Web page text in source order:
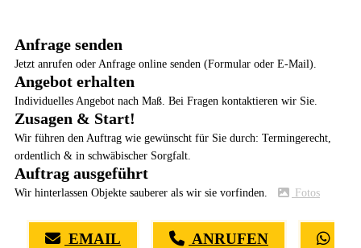
Anfrage senden
Jetzt anrufen oder Anfrage online senden (Formular oder E-Mail).
Angebot erhalten
Individuelles Angebot nach Maß. Bei Fragen kontaktieren wir Sie.
Zusagen & Start!
Wir führen den Auftrag wie gewünscht für Sie durch: Termingerecht,
ordentlich & in schwäbischer Sorgfalt.
Auftrag ausgeführt
Wir hinterlassen Objekte sauberer als wir sie vorfinden. Fotos
EMAIL ANRUFEN